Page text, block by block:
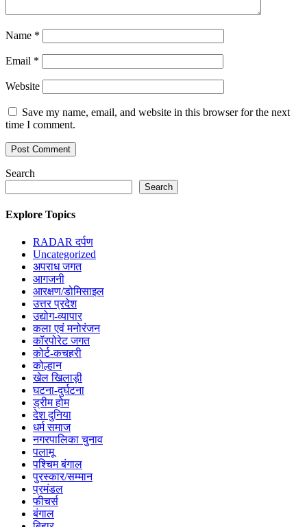
Name *
Email *
Website
Save my name, email, and website in this browser for the next
time I comment.
Search
Search
Explore Topics
RADAR दर्पण
Uncategorized
अपराध जगत
आगजनी
आरक्षण/डोमिसाइल
उत्तर प्रदेश
उद्योग-व्यापार
कला एवं मनोरंजन
कॉरपोरेट जगत
कोर्ट-कचहरी
कोल्हान
खेल खिलाड़ी
घटना-दुर्घटना
ड्रीम होम
देश दुनिया
धर्म समाज
नगरपालिका चुनाव
पलामू
पश्चिम बंगाल
पुरस्कार/सम्मान
प्रमंडल
फीचर्स
बंगाल